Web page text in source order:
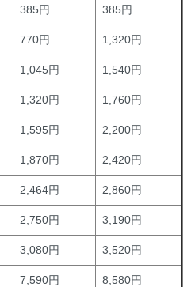
385円 385円
770円 1,320円
1,045円 1,540円
1,320円 1,760円
1,595円 2,200円
1,870円 2,420円
2,464円 2,860円
2,750円 3,190円
3,080円 3,520円
7,590円 8,580円